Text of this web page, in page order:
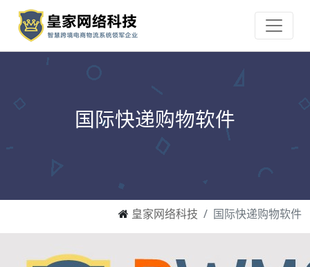
国际快递购物软件
皇家网络科技 国际快递购物软件